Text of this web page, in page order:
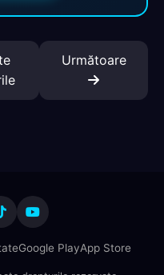
Următoare
Google PlayApp Store